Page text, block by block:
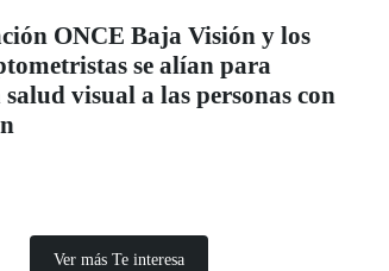
ONCE Baja Visión y los
se alían para
visual a las personas con
Ver más Te interesa